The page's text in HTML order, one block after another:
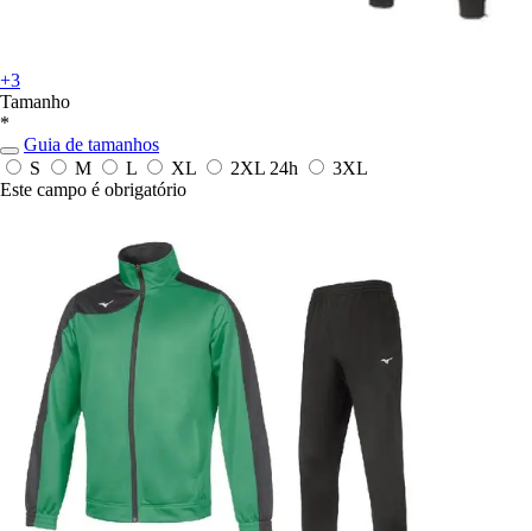
+3
Tamanho
*
Guia de tamanhos
S
M L XL 2XL 24h
3XL
Este campo é obrigatório